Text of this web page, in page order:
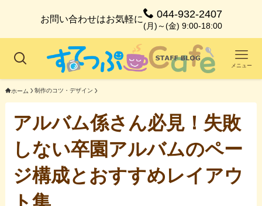
お問い合わせはお気軽に 044-932-2407
(月)～(金) 9:00-18:00
メニュー
ホーム 制作のコツ・デザイン
アルバム係さん必見！失敗
しない卒園アルバムのペー
ジ構成とおすすめレイアウ